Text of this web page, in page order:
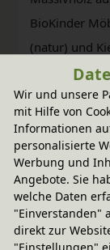
BioKinder
(natur) und
gefertigt.
Möbelstücks
bioola®
erhalten und
Wir und unsere
mit Hilfe von
Informationen
personalisierte
Werbung und
Angebote. Sie
welche Daten
"Einverstanden"
direkt zur